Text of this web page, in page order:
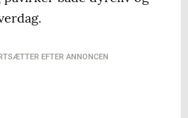
EFTER ANNONCEN